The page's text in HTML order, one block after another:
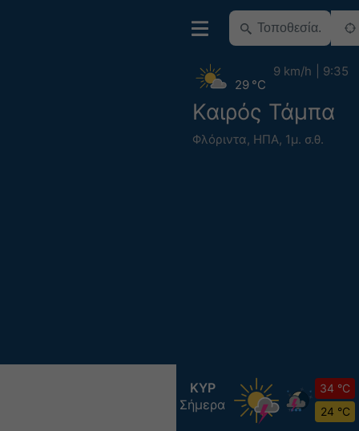
Καιρός Τάμπα
Φλόριντα, ΗΠΑ, 1μ. σ.θ.
29 °C
9 km/h 9:35
ΚΥΡ
Σήμερα
34 °C
24 °C